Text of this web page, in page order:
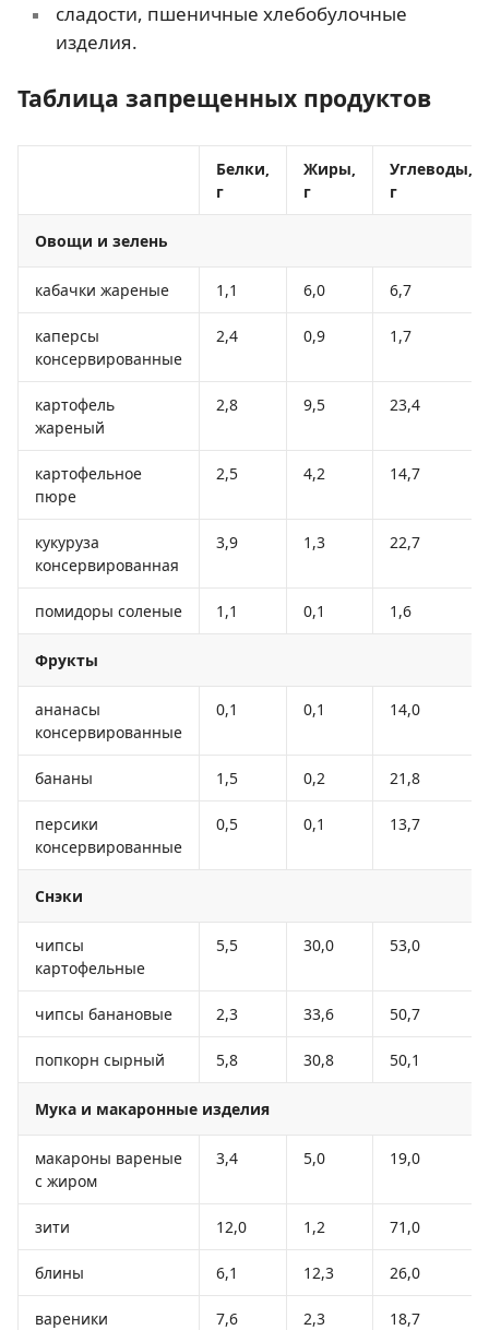
сладости, пшеничные хлебобулочные
изделия.
Таблица запрещенных продуктов
Белки,
г
Жиры,
г
Углеводы,
г
Овощи и зелень
кабачки жареные 1,1 6,0 6,7
каперсы
консервированные
2,4 0,9 1,7
картофель
жареный
2,8 9,5 23,4
картофельное
пюре
2,5 4,2 14,7
кукуруза
консервированная
3,9 1,3 22,7
помидоры соленые 1,1 0,1 1,6
Фрукты
ананасы
консервированные
0,1 0,1 14,0
бананы 1,5 0,2 21,8
персики
консервированные
0,5 0,1 13,7
Снэки
чипсы
картофельные
5,5 30,0 53,0
чипсы банановые 2,3 33,6 50,7
попкорн сырный 5,8 30,8 50,1
Мука и макаронные изделия
макароны вареные
с жиром
3,4 5,0 19,0
зити 12,0 1,2 71,0
блины 6,1 12,3 26,0
вареники 7,6 2,3 18,7